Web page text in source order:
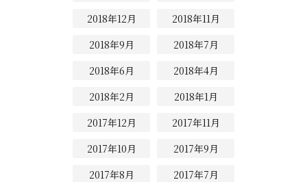
2018年12月
2018年11月
2018年9月
2018年7月
2018年6月
2018年4月
2018年2月
2018年1月
2017年12月
2017年11月
2017年10月
2017年9月
2017年8月
2017年7月